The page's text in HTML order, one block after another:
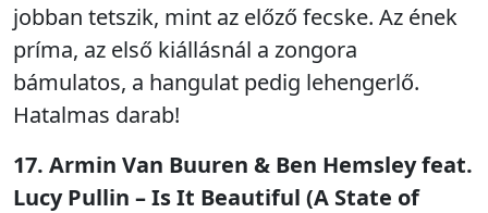
jobban tetszik, mint az előző fecske. Az ének
príma, az első kiállásnál a zongora
bámulatos, a hangulat pedig lehengerlő.
Hatalmas darab!
17. Armin Van Buuren & Ben Hemsley feat.
Lucy Pullin – Is It Beautiful (A State of